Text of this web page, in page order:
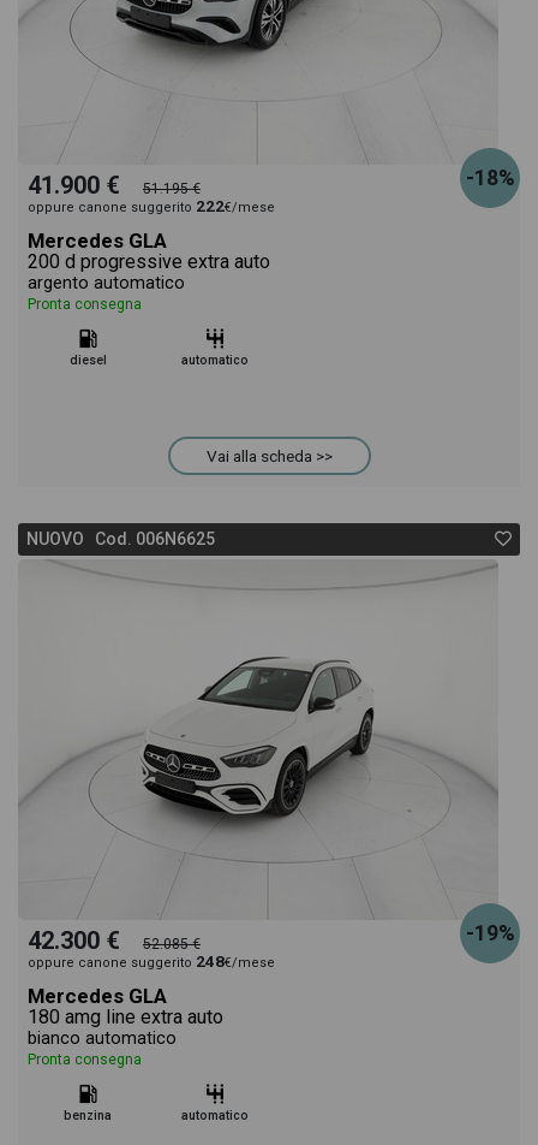
-18%
41.900 € 51.195 €
oppure canone suggerito 222€/mese
Mercedes GLA
200 d progressive extra auto
argento automatico
Pronta consegna
diesel automatico
Vai alla scheda >>
NUOVO Cod. 006N6625
-19%
42.300 € 52.085 €
oppure canone suggerito 248€/mese
Mercedes GLA
180 amg line extra auto
bianco automatico
Pronta consegna
benzina automatico